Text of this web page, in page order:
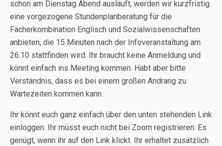
schon am Dienstag Abend ausläuft, werden wir kurzfristig
eine vorgezogene Stundenplanberatung für die
Fächerkombination Englisch und Sozialwissenschaften
anbieten, die 15 Minuten nach der Infoveranstaltung am
26.10 stattfinden wird. Ihr braucht keine Anmeldung und
könnt einfach ins Meeting kommen. Habt aber bitte
Verständnis, dass es bei einem großen Andrang zu
Wartezeiten kommen kann.
Ihr könnt euch ganz einfach über den unten stehenden Link
einloggen. Ihr müsst euch nicht bei Zoom registrieren. Es
genügt, wenn ihr auf den Link klickt. Ihr erhaltet zusätzlich